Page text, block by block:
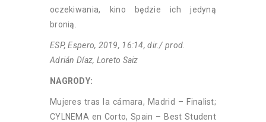
oczekiwania, kino będzie ich jedyną
bronią.
ESP, Espero, 2019, 16:14, dir./ prod.
Adrián Díaz, Loreto Saiz
NAGRODY:
Mujeres tras la cámara, Madrid – Finalist;
CYLNEMA en Corto, Spain – Best Student